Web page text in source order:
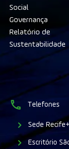
Social
Governança
Relatório de
Sustentabilidade
Telefones
Sede Recife
Escritório